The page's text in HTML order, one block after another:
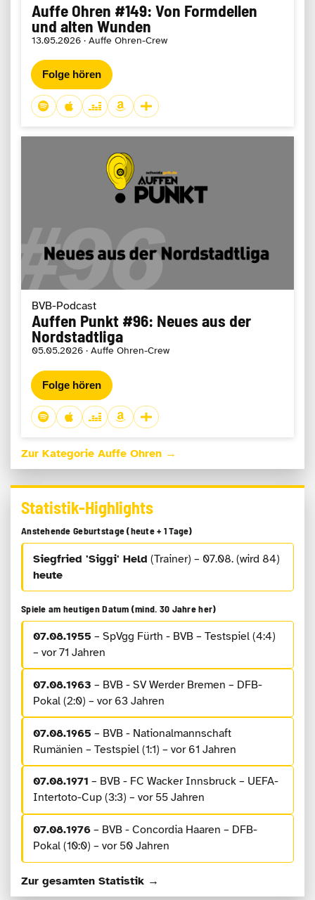
Auffe Ohren #149: Von Formdellen
und alten Wunden
13.05.2026 · Auffe Ohren-Crew
Folge hören
BVB-Podcast
Auffen Punkt #96: Neues aus der
Nordstadtliga
05.05.2026 · Auffe Ohren-Crew
Folge hören
Zur Kategorie Auffe Ohren →
Statistik-Highlights
Anstehende Geburtstage (heute + 1 Tage)
Siegfried 'Siggi' Held (Trainer) – 07.08. (wird 84)
heute
Spiele am heutigen Datum (mind. 30 Jahre her)
07.08.1955 – SpVgg Fürth - BVB – Testspiel (4:4)
– vor 71 Jahren
07.08.1963 – BVB - SV Werder Bremen – DFB-
Pokal (2:0) – vor 63 Jahren
07.08.1965 – BVB - Nationalmannschaft
Rumänien – Testspiel (1:1) – vor 61 Jahren
07.08.1971 – BVB - FC Wacker Innsbruck – UEFA-
Intertoto-Cup (3:3) – vor 55 Jahren
07.08.1976 – BVB - Concordia Haaren – DFB-
Pokal (10:0) – vor 50 Jahren
Zur gesamten Statistik →